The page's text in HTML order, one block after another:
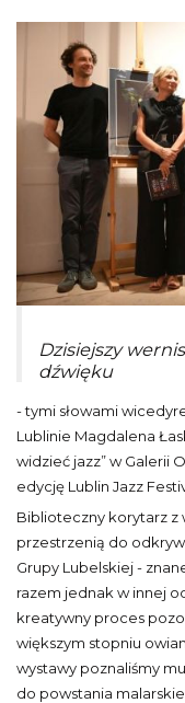
Dzisiejszy
dźwięku
- tymi słowami
Lublinie Magdalena
widzieć jazz” w Galerii
edycję Lublin Jazz
Biblioteczny korytarz z
przestrzenią do
Grupy Lubelskiej -
razem jednak w innej
kreatywny proces
większym stopniu
wystawy poznaliśmy
do powstania